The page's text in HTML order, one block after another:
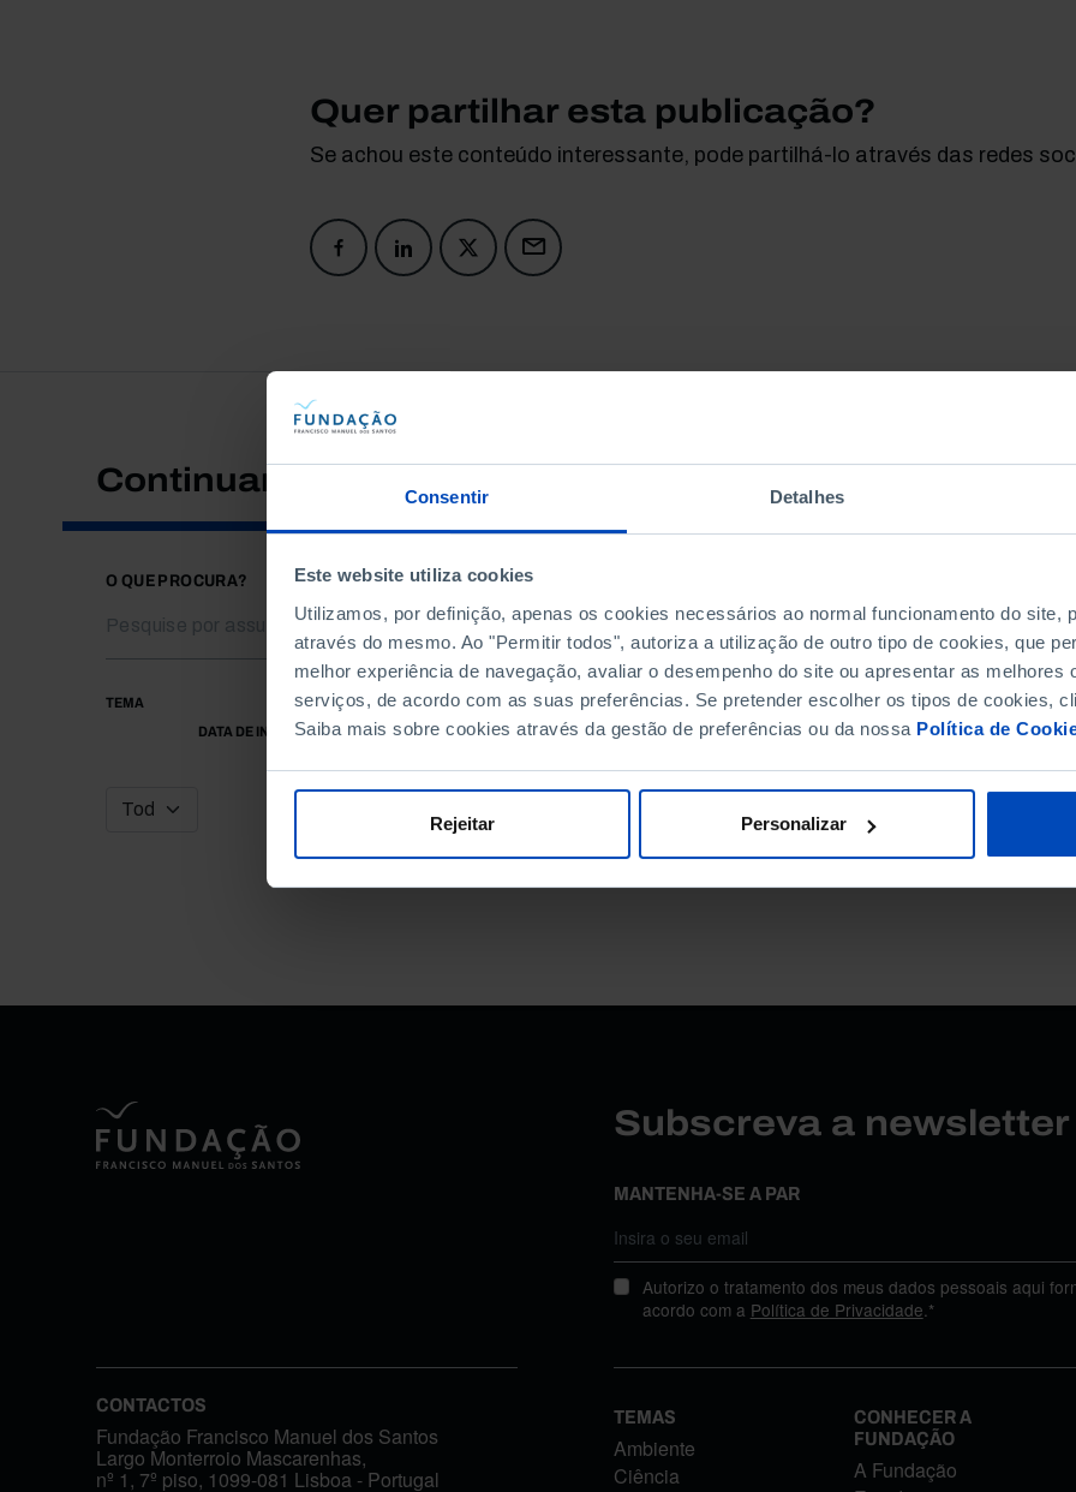
Consentir Detalhes
Este website utiliza cookies
Utilizamos, por definição, apenas os cookies necessários ao normal funcionamento do site,
através do mesmo. Ao "Permitir todos", autoriza a utilização de outro tipo de cookies, que
melhor experiência de navegação, avaliar o desempenho do site ou apresentar as melhores
serviços, de acordo com as suas preferências. Se pretender escolher os tipos de cookies,
Saiba mais sobre cookies através da gestão de preferências ou da nossa Política de
Rejeitar Personalizar
Quer partilhar esta publicação?
Se achou este conteúdo interessante, pode partilhá-lo através das redes
Continuar a pesquisar
O QUE PROCURA?
TEMA
DATA DE INÍCIO
DATA DE FIM
Subscreva a
MANTENHA-SE A PAR
Autorizo o tratamento dos meus dados pessoais aqui
acordo com a Política de Privacidade.*
CONTACTOS
Fundação Francisco Manuel dos Santos
Largo Monterroio Mascarenhas,
nº 1, 7º piso, 1099-081 Lisboa - Portugal
TEMAS
Ambiente
Ciência
CONHECER A
FUNDAÇÃO
A Fundação